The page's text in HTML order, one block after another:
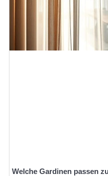
Welche Gardinen passen